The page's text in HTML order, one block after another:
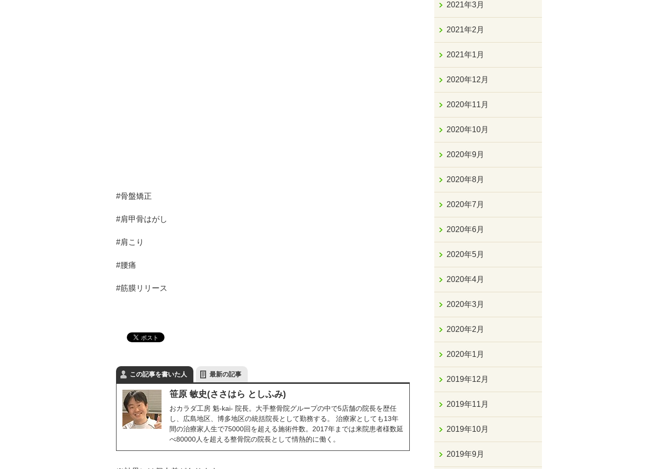
#骨盤矯正
#肩甲骨はがし
#肩こり
#腰痛
#筋膜リリース
この記事を書いた人 最新の記事
笹原 敏史(ささはら としふみ)
おカラダ工房 魁-kai- 院長。大手整骨院グループの中で5店舗の院長を歴任
し、広島地区、博多地区の統括院長として勤務する。 治療家としても13年
間の治療家人生で75000回を超える施術件数。2017年までは来院患者様数延
べ80000人を超える整骨院の院長として情熱的に働く。
2021年3月
2021年2月
2021年1月
2020年12月
2020年11月
2020年10月
2020年9月
2020年8月
2020年7月
2020年6月
2020年5月
2020年4月
2020年3月
2020年2月
2020年1月
2019年12月
2019年11月
2019年10月
2019年9月